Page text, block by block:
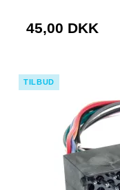
45,00 DKK
TILBUD